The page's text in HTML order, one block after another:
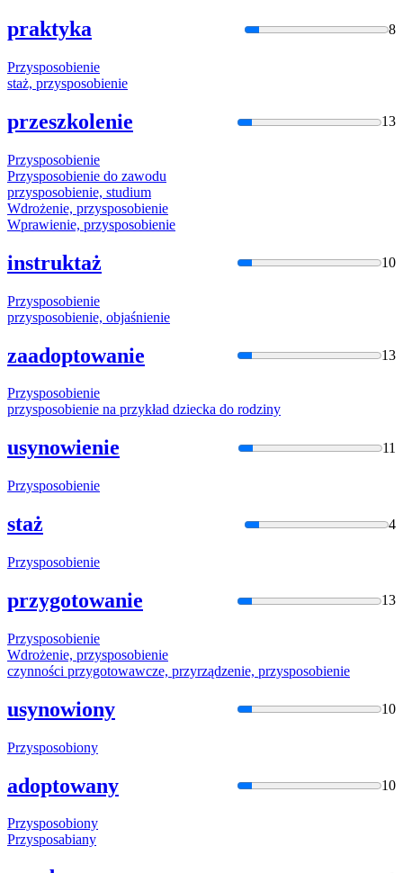
praktyka 8
Przysposobienie
staż, przysposobienie
przeszkolenie 13
Przysposobienie
Przysposobienie do zawodu
przysposobienie, studium
Wdrożenie, przysposobienie
Wprawienie, przysposobienie
instruktaż 10
Przysposobienie
przysposobienie, objaśnienie
zaadoptowanie 13
Przysposobienie
przysposobienie na przykład dziecka do rodziny
usynowienie 11
Przysposobienie
staż 4
Przysposobienie
przygotowanie 13
Przysposobienie
Wdrożenie, przysposobienie
czynności przygotowawcze, przyrządzenie, przysposobienie
usynowiony 10
Przysposobiony
adoptowany 10
Przysposobiony
Przysposabiany